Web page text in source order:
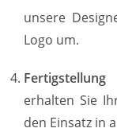
unsere
Logo um.
erhalten Sie
den Einsatz in